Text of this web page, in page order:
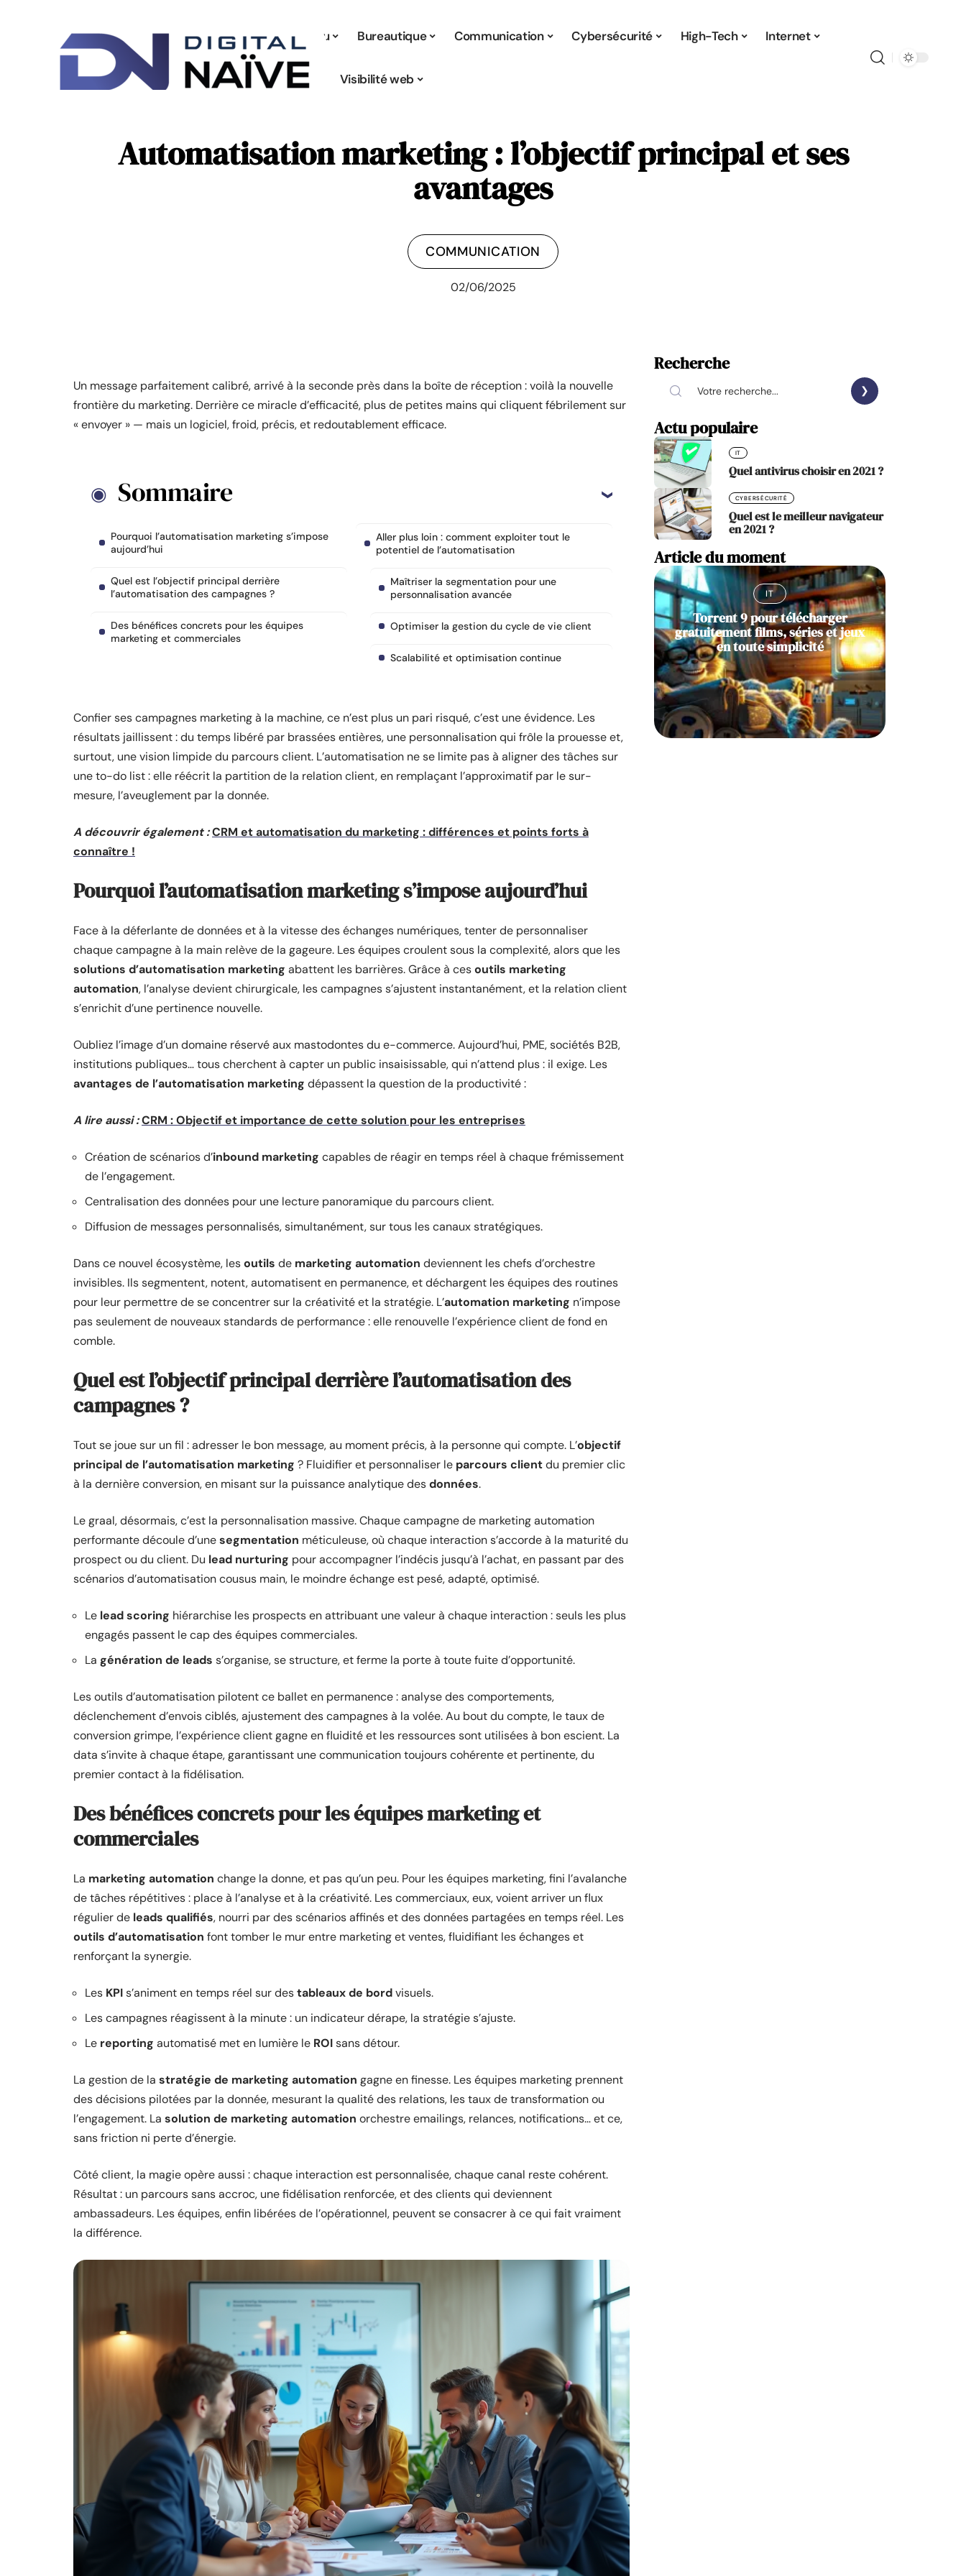
Actu Bureautique Communication Cybersécurité High-Tech Internet
IT Visibilité web
Automatisation marketing : l’objectif principal et ses
avantages
COMMUNICATION
02/06/2025
Un message parfaitement calibré, arrivé à la seconde près dans la boîte de réception : voilà la nouvelle
frontière du marketing. Derrière ce miracle d’efficacité, plus de petites mains qui cliquent fébrilement sur
« envoyer » — mais un logiciel, froid, précis, et redoutablement efficace.
Sommaire
Pourquoi l’automatisation marketing s’impose
aujourd’hui
Quel est l’objectif principal derrière
l’automatisation des campagnes ?
Des bénéfices concrets pour les équipes
marketing et commerciales
Aller plus loin : comment exploiter tout le
potentiel de l’automatisation
Maîtriser la segmentation pour une
personnalisation avancée
Optimiser la gestion du cycle de vie client
Scalabilité et optimisation continue
Confier ses campagnes marketing à la machine, ce n’est plus un pari risqué, c’est une évidence. Les
résultats jaillissent : du temps libéré par brassées entières, une personnalisation qui frôle la prouesse et,
surtout, une vision limpide du parcours client. L’automatisation ne se limite pas à aligner des tâches sur
une to-do list : elle réécrit la partition de la relation client, en remplaçant l’approximatif par le sur-
mesure, l’aveuglement par la donnée.
A découvrir également :CRM et automatisation du marketing : différences et points forts à
connaître !
Pourquoi l’automatisation marketing s’impose aujourd’hui
Face à la déferlante de données et à la vitesse des échanges numériques, tenter de personnaliser
chaque campagne à la main relève de la gageure. Les équipes croulent sous la complexité, alors que les
solutions d’automatisation marketing abattent les barrières. Grâce à cesoutils marketing
automation, l’analyse devient chirurgicale, les campagnes s’ajustent instantanément, et la relation client
s’enrichit d’une pertinence nouvelle.
Oubliez l’image d’un domaine réservé aux mastodontes du e-commerce. Aujourd’hui, PME, sociétés B2B,
institutions publiques… tous cherchent à capter un public insaisissable, qui n’attend plus : il exige. Les
avantages de l’automatisation marketing dépassent la question de la productivité :
A lire aussi :CRM : Objectif et importance de cette solution pour les entreprises
Création de scénarios d’inbound marketing capables de réagir en temps réel à chaque frémissement
de l’engagement.
Centralisation des données pour une lecture panoramique du parcours client.
Diffusion de messages personnalisés, simultanément, sur tous les canaux stratégiques.
Dans ce nouvel écosystème, lesoutils de marketing automation deviennent les chefs d’orchestre
invisibles. Ils segmentent, notent, automatisent en permanence, et déchargent les équipes des routines
pour leur permettre de se concentrer sur la créativité et la stratégie. L’automation marketing n’impose
pas seulement de nouveaux standards de performance : elle renouvelle l’expérience client de fond en
comble.
Quel est l’objectif principal derrière l’automatisation des
campagnes ?
Tout se joue sur un fil : adresser le bon message, au moment précis, à la personne qui compte. L’objectif
principal de l’automatisation marketing ? Fluidifier et personnaliser le parcours clientdu premier clic
à la dernière conversion, en misant sur la puissance analytique desdonnées.
Le graal, désormais, c’est la personnalisation massive. Chaque campagne de marketing automation
performante découle d’unesegmentation méticuleuse, où chaque interaction s’accorde à la maturité du
prospect ou du client. Du lead nurturing pour accompagner l’indécis jusqu’à l’achat, en passant par des
scénarios d’automatisation cousus main, le moindre échange est pesé, adapté, optimisé.
Le lead scoring hiérarchise les prospects en attribuant une valeur à chaque interaction : seuls les plus
engagés passent le cap des équipes commerciales.
La génération de leads s’organise, se structure, et ferme la porte à toute fuite d’opportunité.
Les outils d’automatisation pilotent ce ballet en permanence : analyse des comportements,
déclenchement d’envois ciblés, ajustement des campagnes à la volée. Au bout du compte, le taux de
conversion grimpe, l’expérience client gagne en fluidité et les ressources sont utilisées à bon escient. La
data s’invite à chaque étape, garantissant une communication toujours cohérente et pertinente, du
premier contact à la fidélisation.
Des bénéfices concrets pour les équipes marketing et
commerciales
La marketing automation change la donne, et pas qu’un peu. Pour les équipes marketing, fini l’avalanche
de tâches répétitives : place à l’analyse et à la créativité. Les commerciaux, eux, voient arriver un flux
régulier de leads qualifiés, nourri par des scénarios affinés et des données partagées en temps réel. Les
outils d’automatisation font tomber le mur entre marketing et ventes, fluidifiant les échanges et
renforçant la synergie.
Les KPIs’animent en temps réel sur destableaux de bordvisuels.
Les campagnes réagissent à la minute : un indicateur dérape, la stratégie s’ajuste.
Le reporting automatisé met en lumière le ROIsans détour.
La gestion de la stratégie de marketing automation gagne en finesse. Les équipes marketing prennent
des décisions pilotées par la donnée, mesurant la qualité des relations, les taux de transformation ou
l’engagement. La solution de marketing automation orchestre emailings, relances, notifications… et ce,
sans friction ni perte d’énergie.
Côté client, la magie opère aussi : chaque interaction est personnalisée, chaque canal reste cohérent.
Résultat : un parcours sans accroc, une fidélisation renforcée, et des clients qui deviennent
ambassadeurs. Les équipes, enfin libérées de l’opérationnel, peuvent se consacrer à ce qui fait vraiment
la différence.
Recherche
Actu populaire
IT
Quel antivirus choisir en 2021 ?
CYBERSÉCURITÉ
Quel est le meilleur navigateur
en 2021 ?
Article du moment
IT
Torrent 9 pour télécharger
gratuitement films, séries et jeux
en toute simplicité